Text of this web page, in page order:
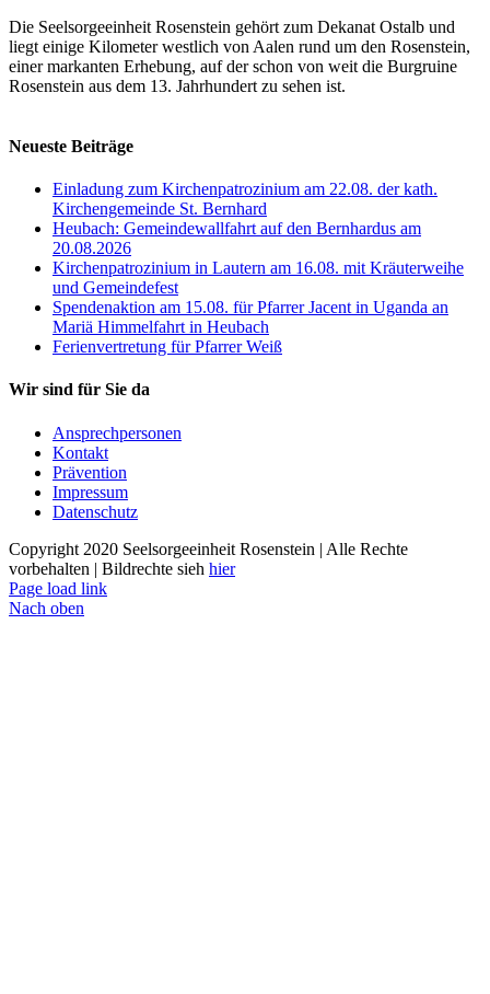
Die Seelsorgeeinheit Rosenstein gehört zum Dekanat Ostalb und
liegt einige Kilometer westlich von Aalen rund um den Rosenstein,
einer markanten Erhebung, auf der schon von weit die Burgruine
Rosenstein aus dem 13. Jahrhundert zu sehen ist.
Neueste Beiträge
Einladung zum Kirchenpatrozinium am 22.08. der kath.
Kirchengemeinde St. Bernhard
Heubach: Gemeindewallfahrt auf den Bernhardus am
20.08.2026
Kirchenpatrozinium in Lautern am 16.08. mit Kräuterweihe
und Gemeindefest
Spendenaktion am 15.08. für Pfarrer Jacent in Uganda an
Mariä Himmelfahrt in Heubach
Ferienvertretung für Pfarrer Weiß
Wir sind für Sie da
Ansprechpersonen
Kontakt
Prävention
Impressum
Datenschutz
Copyright 2020 Seelsorgeeinheit Rosenstein | Alle Rechte
vorbehalten | Bildrechte sieh hier
Page load link
Nach oben